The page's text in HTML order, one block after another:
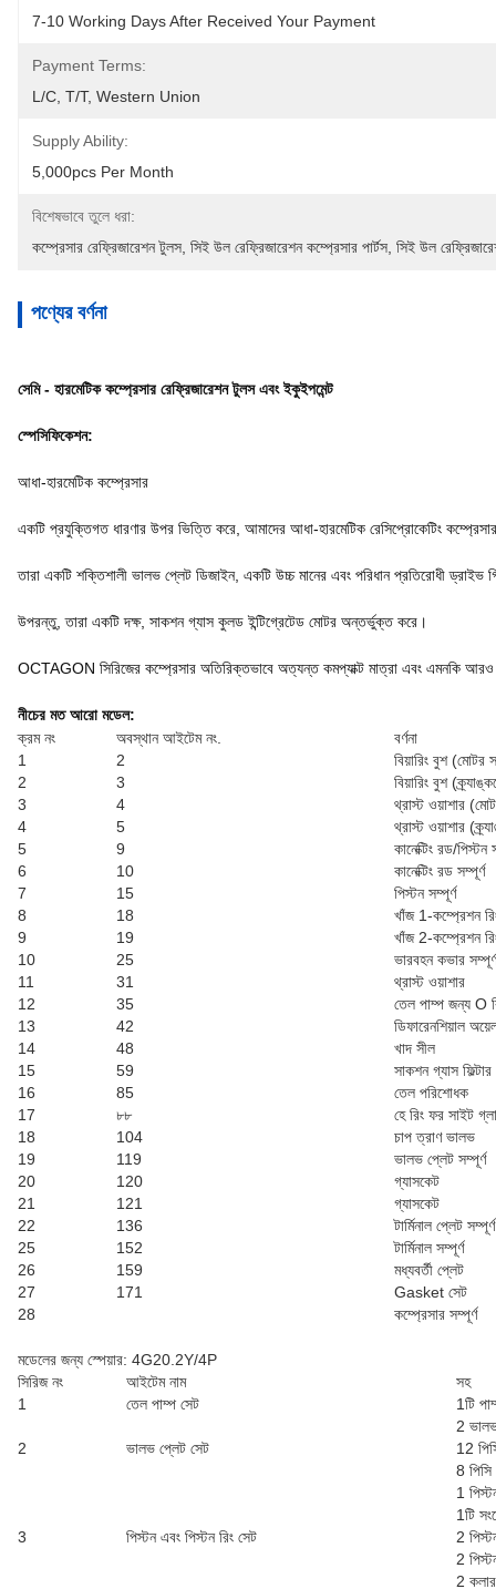
7-10 Working Days After Received Your Payment
Payment Terms:
L/C, T/T, Western Union
Supply Ability:
5,000pcs Per Month
বিশেষভাবে তুলে ধরা:
কম্প্রেসার রেফ্রিজারেশন টুলস সিই উল রেফ্রিজারেশন কম্প্রেসার পার্টস সিই উল
পণ্যের বর্ণনা
সেমি - হারমেটিক কম্প্রেসার রেফ্রিজারেশন টুলস এবং ইকুইপমেন্ট
স্পেসিফিকেশন:
আধা-হারমেটিক কম্প্রেসার
একটি প্রযুক্তিগত ধারণার উপর ভিত্তি করে, আমাদের আধা-হারমেটিক রেসিপ্রোকেটিং
তারা একটি শক্তিশালী ভালভ প্লেট ডিজাইন, একটি উচ্চ মানের এবং পরিধান প্রতিরোধী ড্রাইভ
উপরন্তু, তারা একটি দক্ষ, সাকশন গ্যাস কুলড ইন্টিগ্রেটেড মোটর অন্তর্ভুক্ত করে।
OCTAGON সিরিজের কম্প্রেসার অতিরিক্তভাবে অত্যন্ত কমপ্যাক্ট মাত্রা এবং এমনকি
নীচের মত আরো মডেল:
ক্রম নং
অবস্থান আইটেম নং.
বর্ণনা
1
2
বিয়ারিং বুশ (মোটর
2
3
বিয়ারিং বুশ
3
4
থ্রাস্ট ওয়াশার
4
5
থ্রাস্ট ওয়াশার
5
9
কানেক্টিং রড/পিস্টন
6
10
কানেক্টিং রড সম্পূর্ণ
7
15
পিস্টন সম্পূর্ণ
8
18
খাঁজ 1-কম্প্রেশন
9
19
খাঁজ 2-কম্প্রেশন
10
25
ভারবহন কভার সম্পূর্ণ
11
31
থ্রাস্ট ওয়াশার
12
35
তেল পাম্প জন্য O
13
42
ডিফারেনশিয়াল
14
48
খাদ সীল
15
59
সাকশন গ্যাস ফিল্টার
16
85
তেল পরিশোধক
17
৮৮
হে রিং ফর সাইট
18
104
চাপ ত্রাণ ভালভ
19
119
ভালভ প্লেট সম্পূর্ণ
20
120
গ্যাসকেট
21
121
গ্যাসকেট
22
136
টার্মিনাল প্লেট সম্পূর্ণ
25
152
টার্মিনাল সম্পূর্ণ
26
159
মধ্যবর্তী প্লেট
27
171
Gasket সেট
28
কম্প্রেসার সম্পূর্ণ
মডেলের জন্য স্পেয়ার: 4G20.2Y/4P
সিরিজ নং
আইটেম নাম
সহ
1
তেল পাম্প সেট 1টি
2 ভালভ প্লেট সেট
2
12
8
3 পিস্টন এবং পিস্টন রিং সেট
1
1টি
2
2
2 কলার